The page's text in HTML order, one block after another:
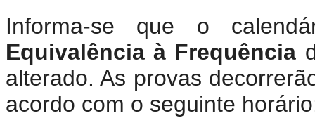
Informa-se que o
Equivalência à Frequência
alterado. As provas
acordo com o seguinte